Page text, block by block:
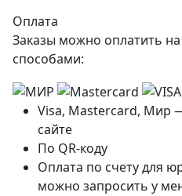
Оплата
Заказы можно оплатить
способами:
Visa, Mastercard, Мир
сайте
По QR-коду
Оплата по счету для
можно запросить у